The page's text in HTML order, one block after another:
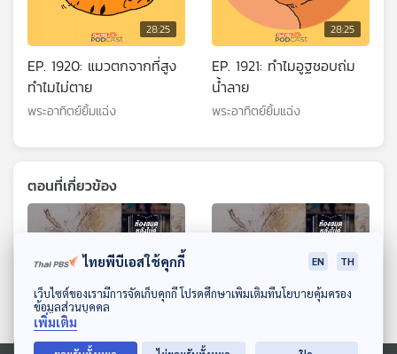
ดาวน์โหลด Thai PBS Podcast Application
28:25
EP. 1920: แมวตกจากที่สูง
ทำไมไม่ตาย
พระอาทิตย์ยิ้มแฉ่ง
28:25
EP. 1921: ทำไมอูฐชอบถ่ม
น้ำลาย
พระอาทิตย์ยิ้มแฉ่ง
ตอนที่เกี่ยวข้อง
28:25 28:25
ไทยพีบีเอสใช้คุกกี้ EN TH
เว็บไซต์ของเรามีการจัดเก็บคุกกี้ โปรดศึกษาเพิ่มเติมที่นโยบายคุ้มครอง
ข้อมูลส่วนบุคคล
เพิ่มเติม